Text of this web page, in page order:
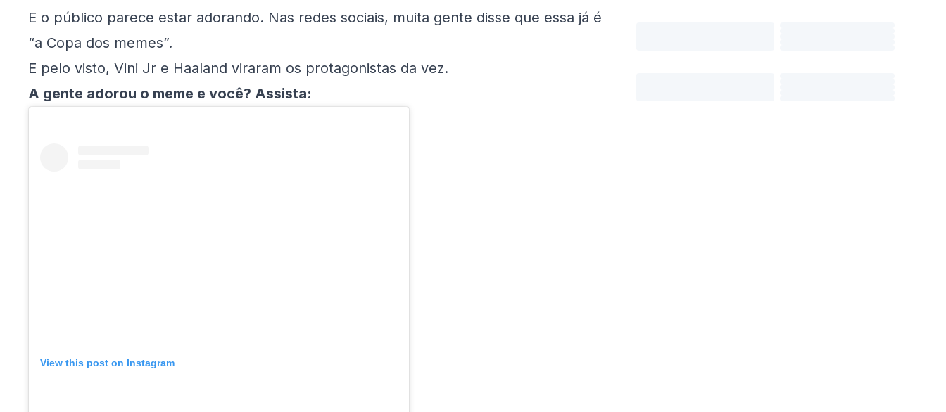
E o público parece estar adorando. Nas redes sociais, muita gente disse que essa já é
“a Copa dos memes”.
E pelo visto, Vini Jr e Haaland viraram os protagonistas da vez.
A gente adorou o meme e você? Assista:
View this post on Instagram